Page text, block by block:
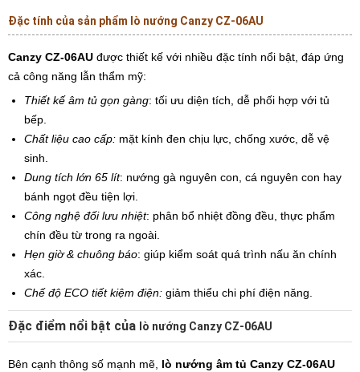
Đặc tính của sản phẩm lò nướng Canzy CZ-06AU
Canzy CZ-06AU được thiết kế với nhiều đặc tính nổi bật, đáp ứng
cả công năng lẫn thẩm mỹ:
Thiết kế âm tủ gọn gàng: tối ưu diện tích, dễ phối hợp với tủ
bếp.
Chất liệu cao cấp: mặt kính đen chịu lực, chống xước, dễ vệ
sinh.
Dung tích lớn 65 lít: nướng gà nguyên con, cá nguyên con hay
bánh ngọt đều tiện lợi.
Công nghệ đối lưu nhiệt: phân bổ nhiệt đồng đều, thực phẩm
chín đều từ trong ra ngoài.
Hẹn giờ & chuông báo: giúp kiểm soát quá trình nấu ăn chính
xác.
Chế độ ECO tiết kiệm điện: giảm thiểu chi phí điện năng.
Đặc điểm nổi bật của lò nướng Canzy CZ-06AU
Bên cạnh thông số mạnh mẽ, lò nướng âm tủ Canzy CZ-06AU